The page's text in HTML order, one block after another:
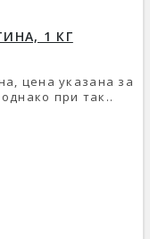
1 КГ
цена указана за
при так..